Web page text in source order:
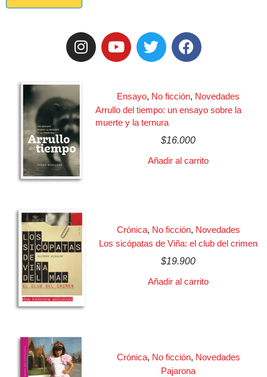
Ensayo, No ficción, Novedades
Arrullo del tiempo: un ensayo sobre la
muerte y la ternura
$16.000
Añadir al carrito
Crónica, No ficción, Novedades
Los sicópatas de Viña: el club del crimen
$19.900
Añadir al carrito
Crónica, No ficción, Novedades
Pajarona